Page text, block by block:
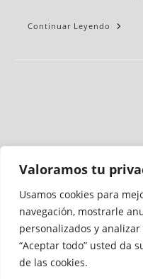
Valoramos tu
Usamos cookies para
navegación, mostrarle
personalizados y
“Aceptar todo” usted da
de las cookies.
Continuar Leyendo
Medio